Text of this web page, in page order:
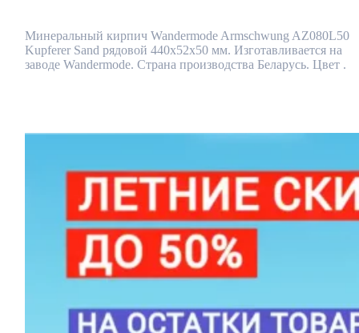
Kupferer
Sand
рядовой
Минеральный кирпич Wandermode Armschwung AZ080L50
Kupferer Sand рядовой 440x52x50 мм. Изготавливается на
заводе Wandermode. Страна производства Беларусь. Цвет .